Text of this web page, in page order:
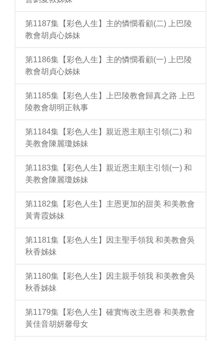
第1187集【彩色人生】主的憐憫看顧(二) 上巴陵
教會胡貞心姊妹
第1186集【彩色人生】主的憐憫看顧(一) 上巴陵
教會胡貞心姊妹
第1185集【彩色人生】上巴陵教會歸真之路 上巴
陵教會胡明正執事
第1184集【彩色人生】親近恩主順主引領(二) 和
美教會陳麗瓊姊妹
第1183集【彩色人生】親近恩主順主引領(一) 和
美教會陳麗瓊姊妹
第1182集【彩色人生】主恩更加的甜美 和美教會
黃青霞姊妹
第1181集【彩色人生】因主聖手領我 和美教會吳
秋香姊妹
第1180集【彩色人生】因主親手領我 和美教會吳
秋香姊妹
第1179集【彩色人生】確實悔改主恩眷 和美教會
黃佳音胡妍馨母女